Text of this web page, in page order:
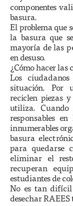
componentes
basura.
El problema que
la basura que
mayoría de las
en desuso.
¿Cómo hacer las
Los
situación. Por
reciclen piezas
utiliza.
responsables
innumerables
basura
para quedarse
eliminar el
recuperan
estudiantes de
No es tan
desechar